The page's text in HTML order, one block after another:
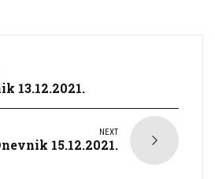
13.12.2021.
NEXT
15.12.2021.